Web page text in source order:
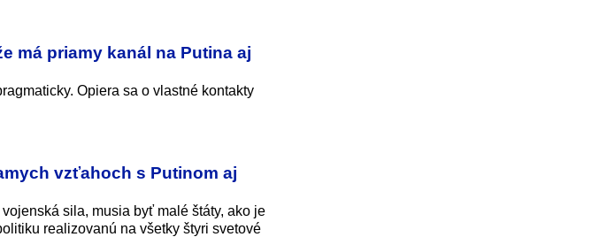
má priamy kanál na Putina aj
Opiera sa o vlastné kontakty
vzťahoch s Putinom aj
sila, musia byť malé štáty, ako je
realizovanú na všetky štyri svetové